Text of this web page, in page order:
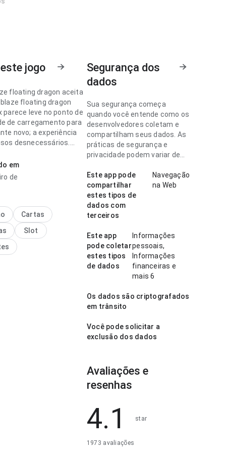
jogo
floating dragon aceita
floating dragon
parece leve no ponto de
de carregamento para
novo; a experiência
desnecessários.
floating dragon aceita
interface não distrai
do app. Esse
o app mais
para testar.
em
de
Cartas
Slot
Segurança dos
dados
Sua segurança começa
quando você entende como os
desenvolvedores coletam e
compartilham seus dados. As
práticas de segurança e
privacidade podem variar de
idade.
Este app pode
compartilhar
estes tipos de
dados com
terceiros
Navegação
na Web
Este app
pode coletar
estes tipos
de dados
Informações
pessoais,
Informações
financeiras e
mais 6
Os dados são criptografados
em trânsito
Você pode solicitar a
exclusão dos dados
Avaliações e
resenhas
4.1 star
1973 avaliações